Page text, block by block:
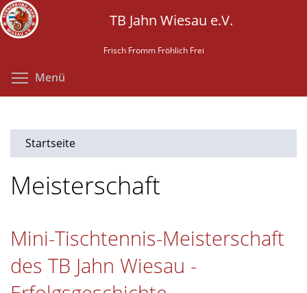
Direkt
zum
Inhalt
TB Jahn Wiesau e.V.
Frisch Fromm Fröhlich Frei
Menü
Startseite
Meisterschaft
Mini-Tischtennis-Meisterschaft
des TB Jahn Wiesau -